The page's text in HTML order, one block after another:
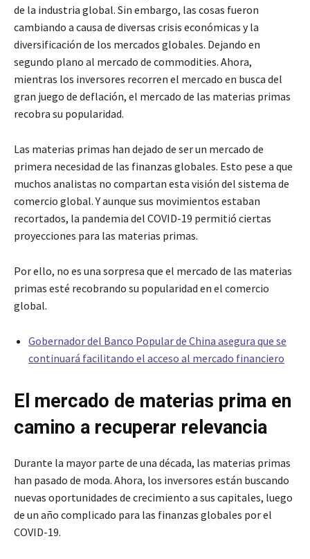
de la industria global. Sin embargo, las cosas fueron
cambiando a causa de diversas crisis económicas y la
diversificación de los mercados globales. Dejando en
segundo plano al mercado de commodities. Ahora,
mientras los inversores recorren el mercado en busca del
gran juego de deflación, el mercado de las materias primas
recobra su popularidad.
Las materias primas han dejado de ser un mercado de
primera necesidad de las finanzas globales. Esto pese a que
muchos analistas no compartan esta visión del sistema de
comercio global. Y aunque sus movimientos estaban
recortados, la pandemia del COVID-19 permitió ciertas
proyecciones para las materias primas.
Por ello, no es una sorpresa que el mercado de las materias
primas esté recobrando su popularidad en el comercio
global.
Gobernador del Banco Popular de China asegura que se
continuará facilitando el acceso al mercado financiero
El mercado de materias prima en
camino a recuperar relevancia
Durante la mayor parte de una década, las materias primas
han pasado de moda. Ahora, los inversores están buscando
nuevas oportunidades de crecimiento a sus capitales, luego
de un año complicado para las finanzas globales por el
COVID-19.